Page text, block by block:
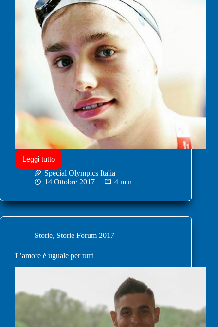
Leggi tutto
Special Olympics Italia
14 Ottobre 2017
4 min
Storie, Storie Forum 2017
L’amore è uguale per tutti